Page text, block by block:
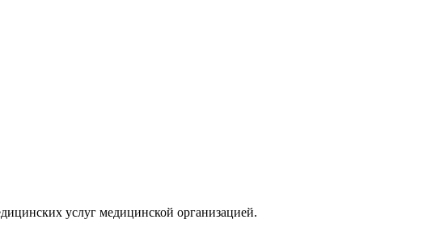
услуг медицинской организацией.